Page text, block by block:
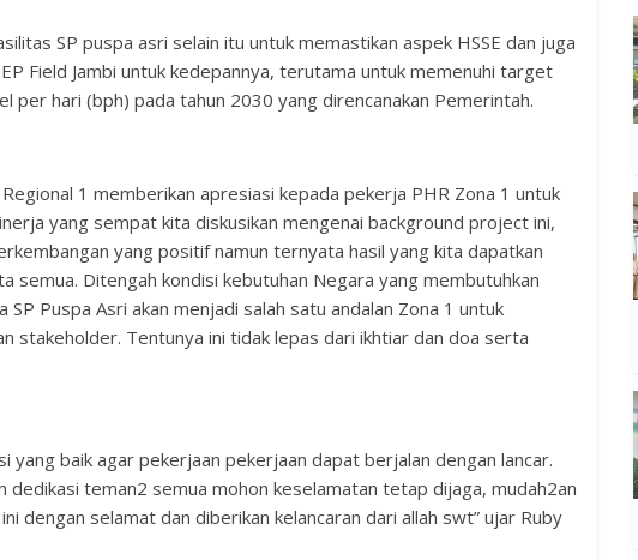
SP puspa asri selain itu untuk memastikan aspek HSSE dan juga
Field Jambi untuk kedepannya, terutama untuk memenuhi target
per hari (bph) pada tahun 2030 yang direncanakan Pemerintah.
1 memberikan apresiasi kepada pekerja PHR Zona 1 untuk
yang sempat kita diskusikan mengenai background project ini,
yang positif namun ternyata hasil yang kita dapatkan
semua. Ditengah kondisi kebutuhan Negara yang membutuhkan
Puspa Asri akan menjadi salah satu andalan Zona 1 untuk
stakeholder. Tentunya ini tidak lepas dari ikhtiar dan doa serta
yang baik agar pekerjaan pekerjaan dapat berjalan dengan lancar.
dedikasi teman2 semua mohon keselamatan tetap dijaga, mudah2an
dengan selamat dan diberikan kelancaran dari allah swt” ujar Ruby